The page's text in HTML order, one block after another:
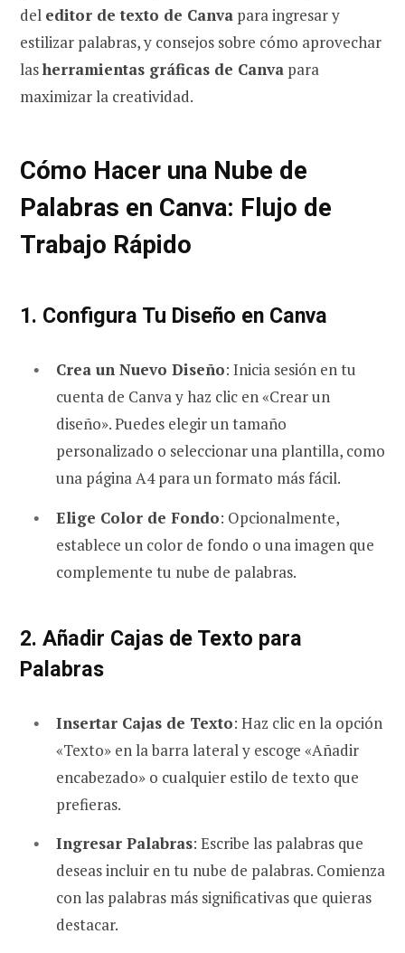
del editor de texto de Canva para ingresar y
estilizar palabras, y consejos sobre cómo aprovechar
lasherramientas gráficas de Canva para
maximizar la creatividad.
Cómo Hacer una Nube de
Palabras en Canva: Flujo de
Trabajo Rápido
1. Configura Tu Diseño en Canva
Crea un Nuevo Diseño: Inicia sesión en tu
cuenta de Canva y haz clic en «Crear un
diseño». Puedes elegir un tamaño
personalizado o seleccionar una plantilla, como
una página A4 para un formato más fácil.
Elige Color de Fondo: Opcionalmente,
establece un color de fondo o una imagen que
complemente tu nube de palabras.
2. Añadir Cajas de Texto para
Palabras
Insertar Cajas de Texto: Haz clic en la opción
«Texto» en la barra lateral y escoge «Añadir
encabezado» o cualquier estilo de texto que
prefieras.
Ingresar Palabras: Escribe las palabras que
deseas incluir en tu nube de palabras. Comienza
con las palabras más significativas que quieras
destacar.